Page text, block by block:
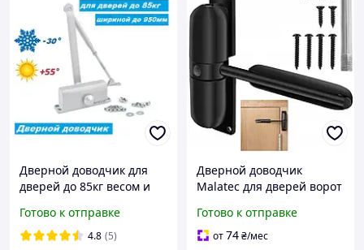
Дверной доводчик для
дверей до 85кг весом и
хорошего качества,
гарантия 1 Год
Готово к отправке
4.8 (5)
Дверной доводчик
Malatec для дверей ворот
регулировкой скорости
закрывания (25075)
Готово к отправке
от74₴/мес